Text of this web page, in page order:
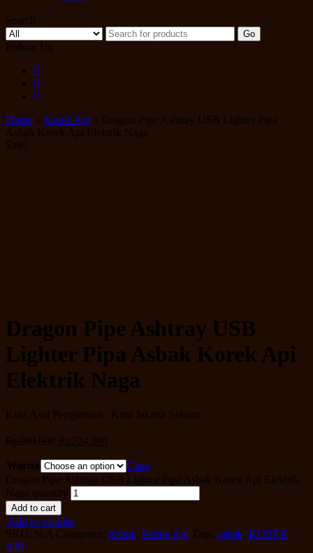
Search
Go
Follow Us
Home » Korek Api » Dragon Pipe Ashtray USB Lighter Pipa
Asbak Korek Api Elektrik Naga
Sale!
Dragon Pipe Ashtray USB
Lighter Pipa Asbak Korek Api
Elektrik Naga
Kota Asal Pengiriman : Kota Jakarta Selatan
Rp280.000 Rp224.000
Warna
Clear
Dragon Pipe Ashtray USB Lighter Pipa Asbak Korek Api Elektrik
Naga quantity
Add to cart
Add to wishlist
SKU: N/A Categories: Asbak, Korek Api Tags: asbak, KOREK
API